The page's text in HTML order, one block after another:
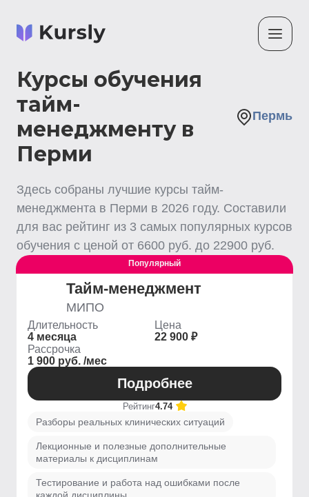
Курсы обучения
тайм-
менеджменту в
Перми
Пермь
Здесь собраны лучшие курсы тайм-
менеджмента в Перми в 2026 году. Составили
для вас рейтинг из 3 самых популярных курсов
обучения с ценой от 6600 руб. до 22900 руб.
Популярный
Тайм-менеджмент
МИПО
Длительность
4 месяца
Цена
22 900 ₽
Рассрочка
1 900 руб. /мес
Подробнее
Рейтинг4.74
Разборы реальных клинических ситуаций
Лекционные и полезные дополнительные
материалы к дисциплинам
Тестирование и работа над ошибками после